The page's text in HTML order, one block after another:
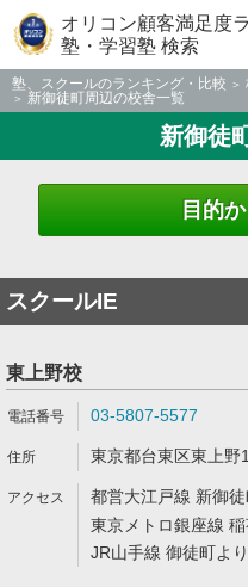
オリコン顧客満足度
塾・学習塾 検索
塾、スクールのランキング・比較
新御徒町周辺の校舎一覧
新御徒
目的
スクールIE
東上野校
03-5807-5577
東京都台東区東上
都営大江戸線 新御
東京メトロ銀座線
JR山手線 御徒町よ